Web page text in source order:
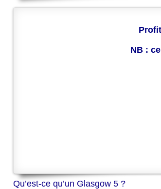
NB :
Qu’est-ce qu’un Glasgow 5 ?